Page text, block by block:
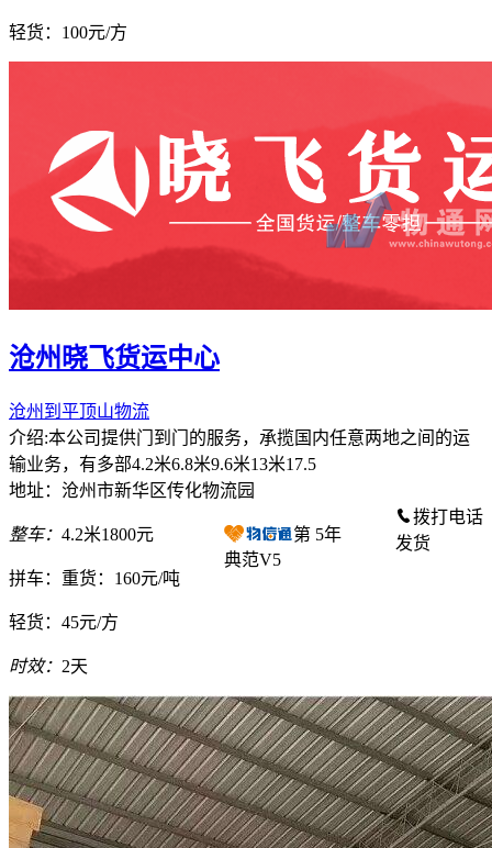
轻货： 100元/方
沧州晓飞货运中心
沧州到平顶山物流
介绍:本公司提供门到门的服务，承揽国内任意两地之间的运
输业务，有多部4.2米6.8米9.6米13米17.5
地址：沧州市新华区传化物流园
整车： 4.2米1800元
拼车： 重货：160元/吨
轻货： 45元/方
时效： 2天
第 5年
典范V5
拨打电话
发货